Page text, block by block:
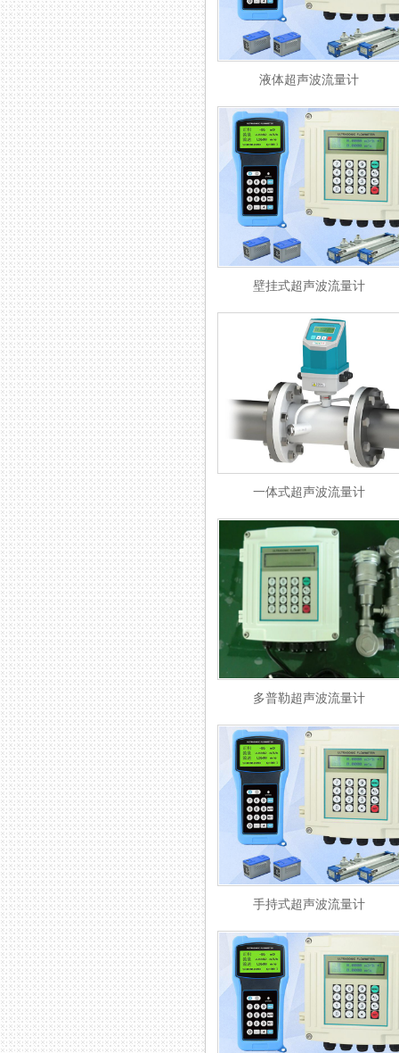
液体超声波流量计
壁挂式超声波流量计
一体式超声波流量计
多普勒超声波流量计
手持式超声波流量计